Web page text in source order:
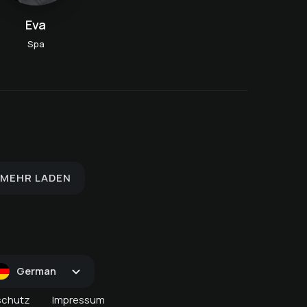
Eva
Spa
Klassische
MEHR LADEN
German
Impressum